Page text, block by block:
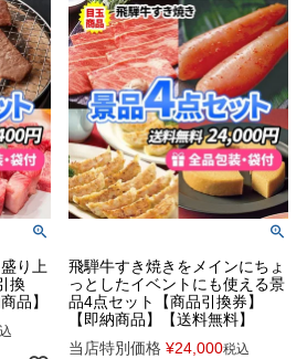
り上
換
品】
飛騨牛すき焼きをメインにちょ
っとしたイベントにも使える景
品4点セット【商品引換券】
【即納商品】【送料無料】
当店特別価格 ¥24,000税込